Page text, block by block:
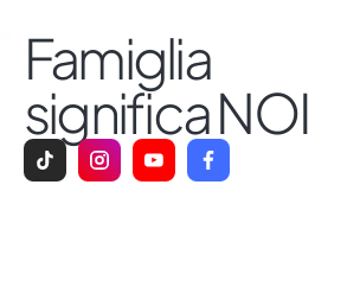
Famiglia
significa NOI